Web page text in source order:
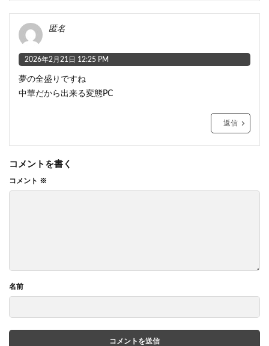
匿名
2026年2月21日 12:25 PM
夢の全盛りですね
中華だから出来る変態PC
返信
コメントを書く
コメント ※
名前